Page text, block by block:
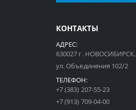
КОНТАКТЫ
АДРЕС:
630027 г. НОВОСИБИРСК,
ул. Объединения 102/2
ТЕЛЕФОН:
+7 (383) 207-55-23
+7 (913) 709-04-00